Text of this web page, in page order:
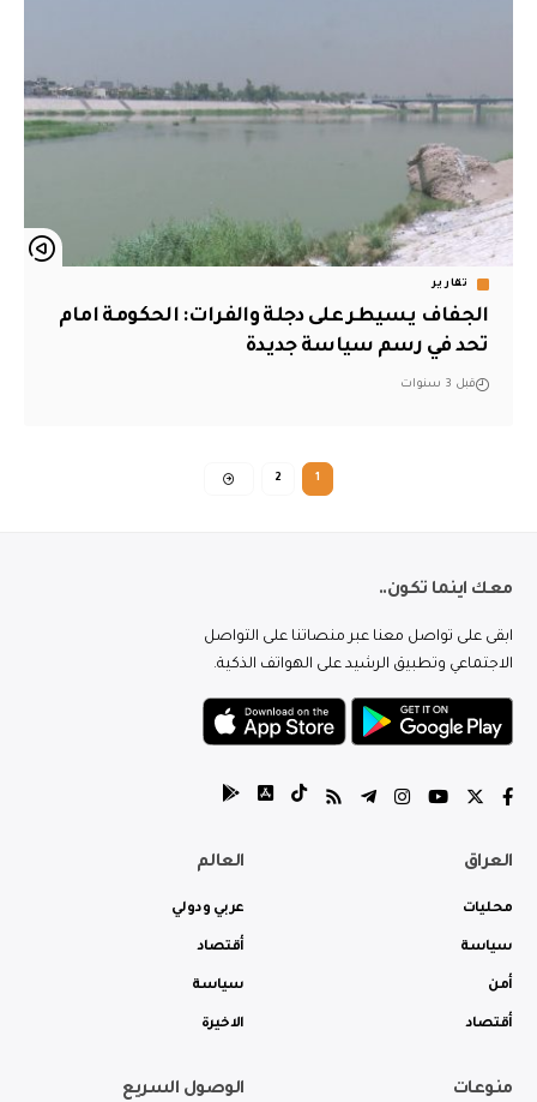
تقارير
الجفاف يسيطر على دجلة والفرات: الحكومة امام
تحد في رسم سياسة جديدة
قبل 3 سنوات
1
2
معك اينما تكون..
ابقى على تواصل معنا عبر منصاتنا على التواصل
الاجتماعي وتطبيق الرشيد على الهواتف الذكية.
العراق
محليات
سياسة
أمن
أقتصاد
العالم
عربي ودولي
أقتصاد
سياسة
الاخيرة
منوعات الوصول السريع